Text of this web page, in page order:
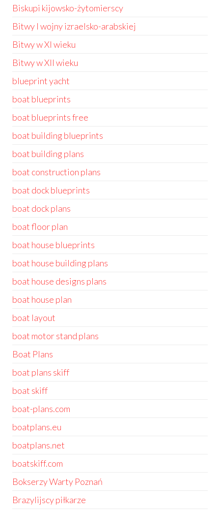
Biskupi kijowsko-żytomierscy
Bitwy I wojny izraelsko-arabskiej
Bitwy w XI wieku
Bitwy w XII wieku
blueprint yacht
boat blueprints
boat blueprints free
boat building blueprints
boat building plans
boat construction plans
boat dock blueprints
boat dock plans
boat floor plan
boat house blueprints
boat house building plans
boat house designs plans
boat house plan
boat layout
boat motor stand plans
Boat Plans
boat plans skiff
boat skiff
boat-plans.com
boatplans.eu
boatplans.net
boatskiff.com
Bokserzy Warty Poznań
Brazylijscy piłkarze